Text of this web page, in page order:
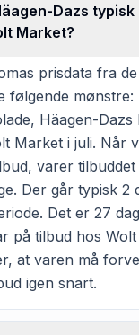
Dazs typisk
Market?
prisdata fra
følgende mønstre:
Häagen-
Market i juli. Når
varer
Der går typisk 2
Det er 27
på tilbud hos
at varen må
igen snart.